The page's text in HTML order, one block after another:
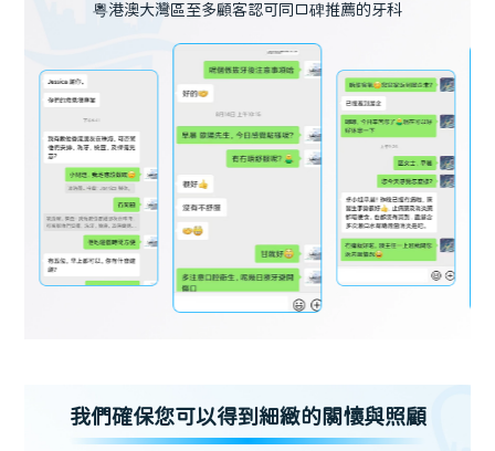
粵港澳大灣區至多顧客認可同口碑推薦的牙科
我們確保您可以得到細緻的關懷與照顧